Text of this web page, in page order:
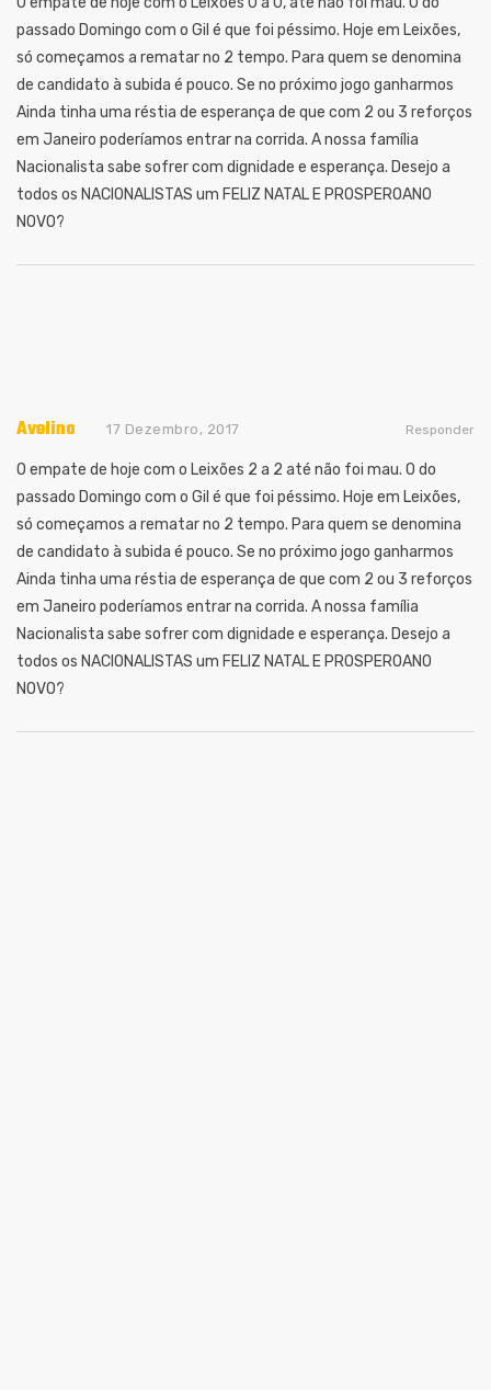
passado Domingo com o Gil é que foi péssimo. Hoje em Leixões,
só começamos a rematar no 2 tempo. Para quem se denomina
de candidato à subida é pouco. Se no próximo jogo ganharmos
Ainda tinha uma réstia de esperança de que com 2 ou 3 reforços
em Janeiro poderíamos entrar na corrida. A nossa família
Nacionalista sabe sofrer com dignidade e esperança. Desejo a
todos os NACIONALISTAS um FELIZ NATAL E PROSPEROANO
NOVO?
Avelino 17 Dezembro, 2017
O empate de hoje com o Leixões 2 a 2 até não foi mau. O do
passado Domingo com o Gil é que foi péssimo. Hoje em Leixões,
só começamos a rematar no 2 tempo. Para quem se denomina
de candidato à subida é pouco. Se no próximo jogo ganharmos
Ainda tinha uma réstia de esperança de que com 2 ou 3 reforços
em Janeiro poderíamos entrar na corrida. A nossa família
Nacionalista sabe sofrer com dignidade e esperança. Desejo a
todos os NACIONALISTAS um FELIZ NATAL E PROSPEROANO
NOVO?
Responder